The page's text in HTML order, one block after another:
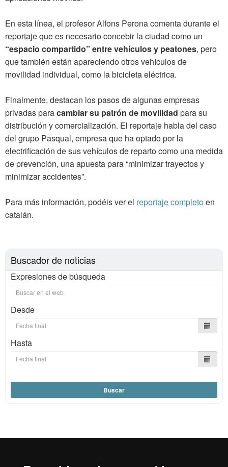
En esta línea, el profesor Alfons Perona comenta durante el
reportaje que es necesario concebir la ciudad como un
“espacio compartido” entre vehículos y peatones, pero
que también están apareciendo otros vehículos de
movilidad individual, como la bicicleta eléctrica.
Finalmente, destacan los pasos de algunas empresas
privadas paracambiar su patrón de movilidad para su
distribución y comercialización. El reportaje habla del caso
del grupo Pasqual, empresa que ha optado por la
electrificación de sus vehículos de reparto como una medida
de prevención, una apuesta para “minimizar trayectos y
minimizar accidentes”.
Para más información, podéis ver el reportaje completo en
catalán.
Buscador de noticias
Expresiones de búsqueda
Desde
Hasta
Buscar